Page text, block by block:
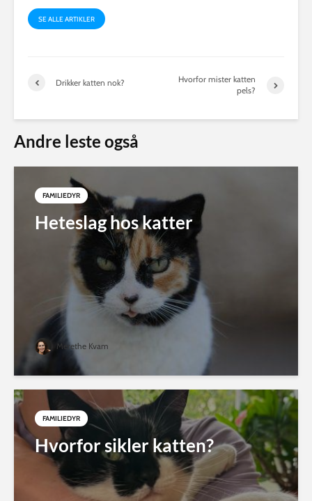
SE ALLE ARTIKLER
Drikker katten nok?
Hvorfor mister katten
pels?
Andre leste også
FAMILIEDYR
Heteslag hos katter
Merethe Kvam
FAMILIEDYR
Hvorfor sikler katten?